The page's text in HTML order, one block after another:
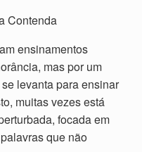
Contenda
ensinamentos
mas por um
levanta para ensinar
muitas vezes está
focada em
que não